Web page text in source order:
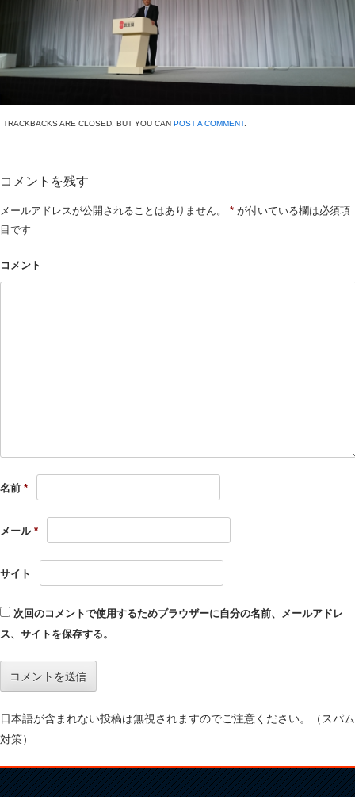
TRACKBACKS ARE CLOSED, BUT YOU CAN POST A COMMENT.
コメントを残す
メールアドレスが公開されることはありません。 * が付いている欄は必須項
目です
コメント
名前 *
メール *
サイト
次回のコメントで使用するためブラウザーに自分の名前、メールアドレ
ス、サイトを保存する。
日本語が含まれない投稿は無視されますのでご注意ください。（スパム
対策）